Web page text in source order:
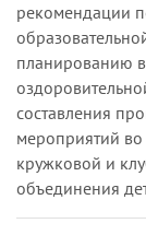
рекомендации
планированию
составления
мероприятий
кружковой и
объединения